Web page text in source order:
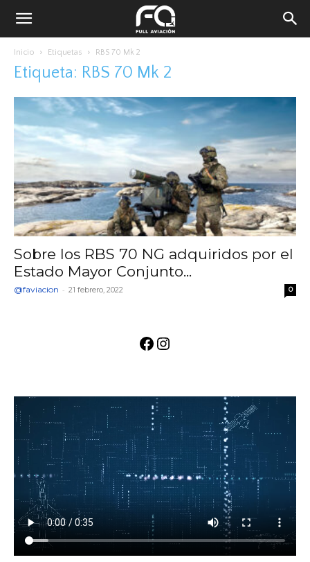
Inicio Etiquetas RBS 70 Mk 2
Etiqueta: RBS 70 Mk 2
Sobre los RBS 70 NG adquiridos por el
Estado Mayor Conjunto...
@faviacion - 21 febrero, 2022 0
Facebook
Instagram